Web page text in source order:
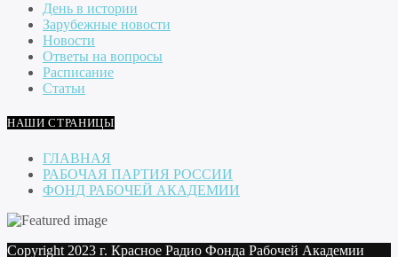
День в истории
Зарубежные новости
Новости
Ответы на вопросы
Расписание
Статьи
НАШИ СТРАНИЦЫ
ГЛАВНАЯ
РАБОЧАЯ ПАРТИЯ РОССИИ
ФОНД РАБОЧЕЙ АКАДЕМИИ
Copyright 2023 г. Красное Радио Фонда Рабочей Академии